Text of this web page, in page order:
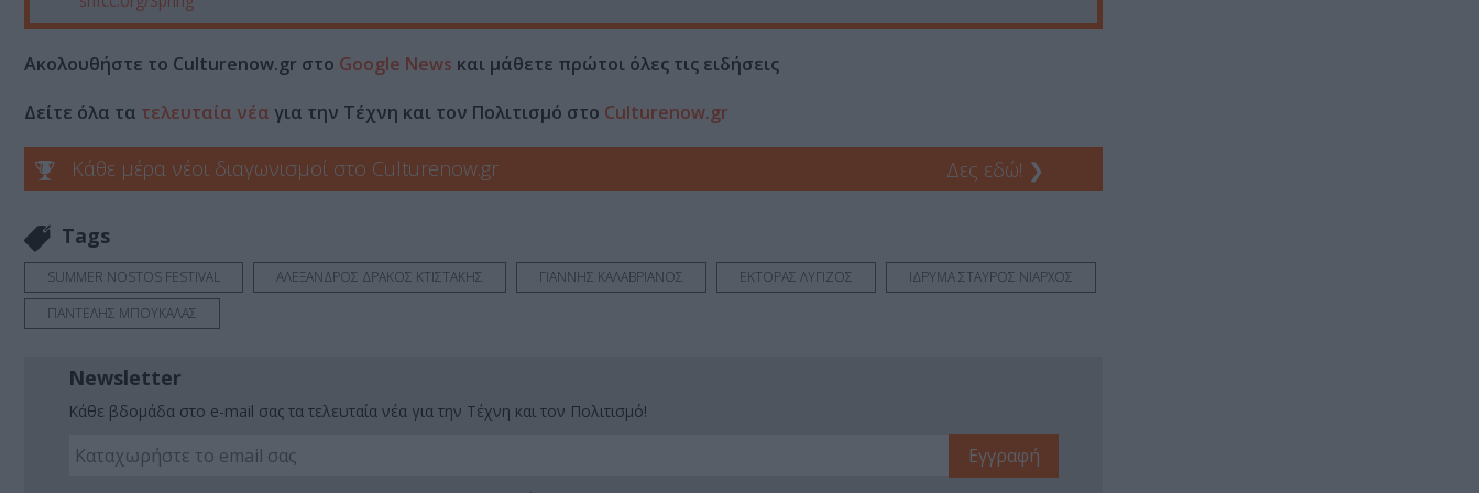
Ακολουθήστε το Culturenow.gr στο Google News και μάθετε πρώτοι όλες τις ειδήσεις
Δείτε όλα τα τελευταία νέα για την Τέχνη και τον Πολιτισμό στο Culturenow.gr
Κάθε μέρα νέοι διαγωνισμοί στο Culturenow.gr Δες εδώ! ❯
Tags
SUMMER NOSTOS FESTIVAL ΑΛΕΞΑΝΔΡΟΣ ΔΡΑΚΟΣ ΚΤΙΣΤΑΚΗΣ ΓΙΑΝΝΗΣ ΚΑΛΑΒΡΙΑΝΟΣ ΕΚΤΟΡΑΣ ΛΥΓΙΖΟΣ
ΙΔΡΥΜΑ ΣΤΑΥΡΟΣ ΝΙΑΡΧΟΣ
ΠΑΝΤΕΛΗΣ ΜΠΟΥΚΑΛΑΣ
Newsletter
Κάθε βδομάδα στο e-mail σας τα τελευταία νέα για την Τέχνη και τον Πολιτισμό!